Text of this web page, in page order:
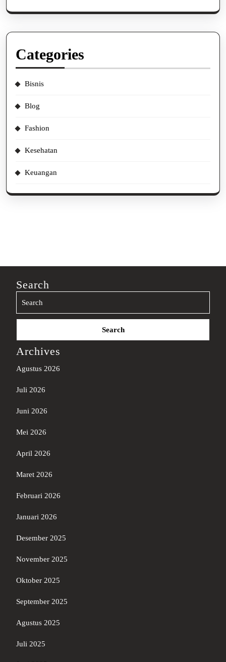
Categories
Bisnis
Blog
Fashion
Kesehatan
Keuangan
Search
Search
Archives
Agustus 2026
Juli 2026
Juni 2026
Mei 2026
April 2026
Maret 2026
Februari 2026
Januari 2026
Desember 2025
November 2025
Oktober 2025
September 2025
Agustus 2025
Juli 2025